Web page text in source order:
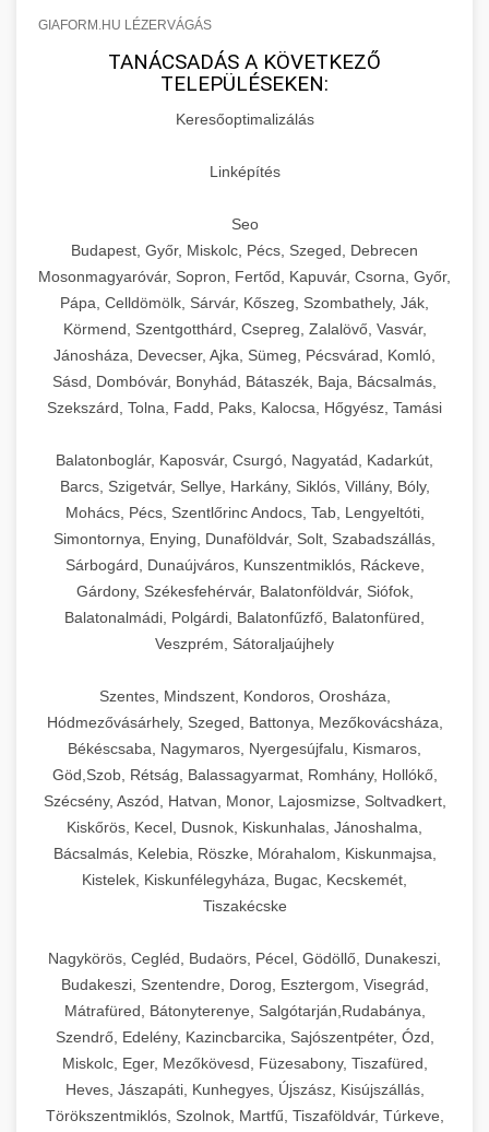
GIAFORM.HU LÉZERVÁGÁS
TANÁCSADÁS A KÖVETKEZŐ
TELEPÜLÉSEKEN:
Keresőoptimalizálás
Linképítés
Seo
Budapest, Győr, Miskolc, Pécs, Szeged, Debrecen
Mosonmagyaróvár, Sopron, Fertőd, Kapuvár, Csorna, Győr,
Pápa, Celldömölk, Sárvár, Kőszeg, Szombathely, Ják,
Körmend, Szentgotthárd, Csepreg, Zalalövő, Vasvár,
Jánosháza, Devecser, Ajka, Sümeg, Pécsvárad, Komló,
Sásd, Dombóvár, Bonyhád, Bátaszék, Baja, Bácsalmás,
Szekszárd, Tolna, Fadd, Paks, Kalocsa, Hőgyész, Tamási
Balatonboglár, Kaposvár, Csurgó, Nagyatád, Kadarkút,
Barcs, Szigetvár, Sellye, Harkány, Siklós, Villány, Bóly,
Mohács, Pécs, Szentlőrinc Andocs, Tab, Lengyeltóti,
Simontornya, Enying, Dunaföldvár, Solt, Szabadszállás,
Sárbogárd, Dunaújváros, Kunszentmiklós, Ráckeve,
Gárdony, Székesfehérvár, Balatonföldvár, Siófok,
Balatonalmádi, Polgárdi, Balatonfűzfő, Balatonfüred,
Veszprém, Sátoraljaújhely
Szentes, Mindszent, Kondoros, Orosháza,
Hódmezővásárhely, Szeged, Battonya, Mezőkovácsháza,
Békéscsaba, Nagymaros, Nyergesújfalu, Kismaros,
Göd,Szob, Rétság, Balassagyarmat, Romhány, Hollókő,
Szécsény, Aszód, Hatvan, Monor, Lajosmizse, Soltvadkert,
Kiskőrös, Kecel, Dusnok, Kiskunhalas, Jánoshalma,
Bácsalmás, Kelebia, Röszke, Mórahalom, Kiskunmajsa,
Kistelek, Kiskunfélegyháza, Bugac, Kecskemét,
Tiszakécske
Nagykörös, Cegléd, Budaörs, Pécel, Gödöllő, Dunakeszi,
Budakeszi, Szentendre, Dorog, Esztergom, Visegrád,
Mátrafüred, Bátonyterenye, Salgótarján,Rudabánya,
Szendrő, Edelény, Kazincbarcika, Sajószentpéter, Ózd,
Miskolc, Eger, Mezőkövesd, Füzesabony, Tiszafüred,
Heves, Jászapáti, Kunhegyes, Újszász, Kisújszállás,
Törökszentmiklós, Szolnok, Martfű, Tiszaföldvár, Túrkeve,